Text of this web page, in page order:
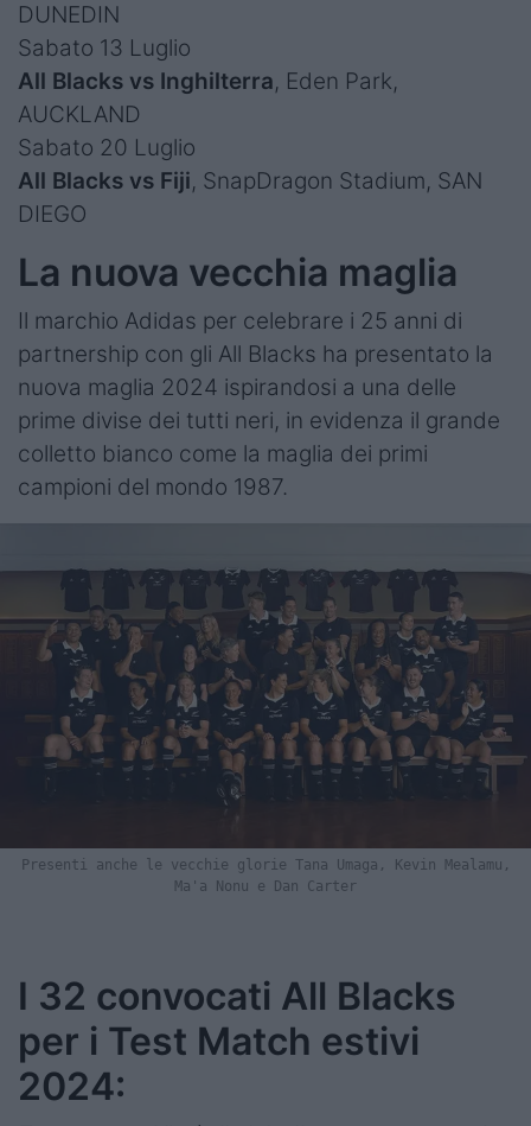
DUNEDIN
Sabato 13 Luglio
All Blacks vs Inghilterra, Eden Park,
AUCKLAND
Sabato 20 Luglio
All Blacks vs Fiji, SnapDragon Stadium, SAN
DIEGO
La nuova vecchia maglia
Il marchio Adidas per celebrare i 25 anni di
partnership con gli All Blacks ha presentato la
nuova maglia 2024 ispirandosi a una delle
prime divise dei tutti neri, in evidenza il grande
colletto bianco come la maglia dei primi
campioni del mondo 1987.
Presenti anche le vecchie glorie Tana Umaga, Kevin Mealamu,
Ma'a Nonu e Dan Carter
I 32 convocati All Blacks
per i Test Match estivi
2024: